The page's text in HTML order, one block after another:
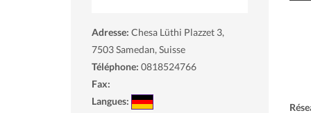
Adresse: Chesa Lüthi Plazzet 3,
7503Samedan, Suisse
Téléphone: 0818524766
Fax:
Langues: